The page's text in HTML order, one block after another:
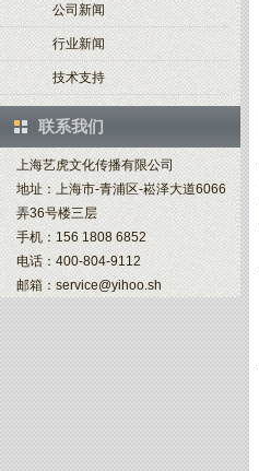
公司新闻
行业新闻
技术支持
联系我们
上海艺虎文化传播有限公司
地址：上海市-青浦区-崧泽大道6066
弄36号楼三层
手机：156 1808 6852
电话：400-804-9112
邮箱：service@yihoo.sh